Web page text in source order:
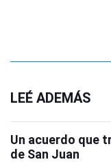
LEÉ ADEMÁS
Un acuerdo que
de San Juan